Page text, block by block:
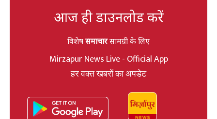
आज ही डाउनलोड करें
विशेषसमाचारसामग्री के लिए
Mirzapur News Live - Official App
हर वक्त खबरों का अपडेट